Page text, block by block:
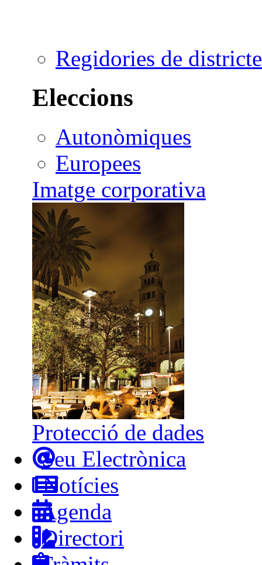
Regidories de districte
Eleccions
Autonòmiques
Europees
Imatge corporativa
Protecció de dades
Seu Electrònica
Notícies
Agenda
Directori